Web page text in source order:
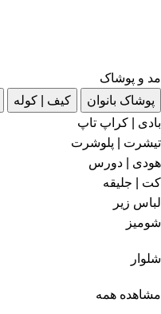
مد و پوشاک
پوشاک بانوان
کیف | کوله
بادی | کراپ تاپ
تیشرت | پلوشرت
هودی | دورس
کت | جلیقه
لباس زیر
شومیز
شلوار
مشاهده همه